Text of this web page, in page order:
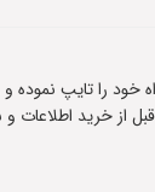
خود را تایپ
از خرید اطلاعات